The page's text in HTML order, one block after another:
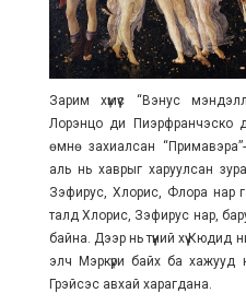
Зарим хүмүүс “Вэнус
Лорэнцо ди Пиэрфранчэско
өмнө захиалсан
аль нь хаврыг харуулсан
Зэфирус, Хлорис, Флора нар
талд Хлорис, Зэфирус нар,
байна. Дээр нь түүний хүү Кюдид
элч Мэркүри байх ба хажууд
Грэйсэс авхай харагдана.